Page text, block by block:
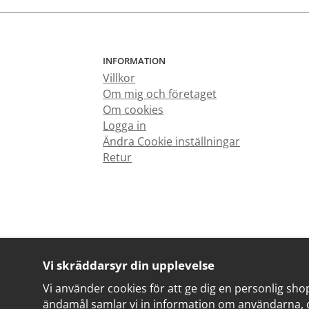
INFORMATION
Villkor
Om mig och företaget
Om cookies
Logga in
Ändra Cookie inställningar
Retur
Vi skräddarsyr din upplevelse
Vi använder cookies för att ge dig en personlig
ändamål samlar vi in information om